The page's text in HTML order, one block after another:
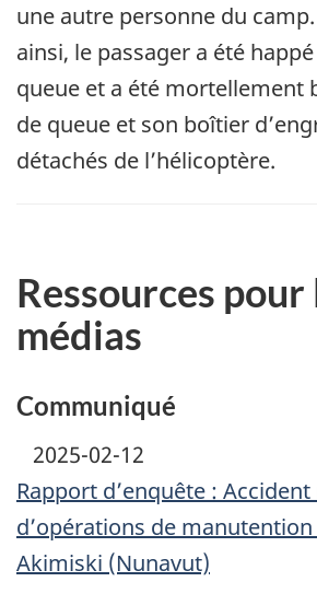
une autre personne du
ainsi, le passager a été
queue et a été mortellement
de queue et son boîtier
détachés de l’hélicoptère.
Ressources pour
médias
Communiqué
2025-02-12
Rapport d’enquête :
d’opérations de manutention
Akimiski (Nunavut)